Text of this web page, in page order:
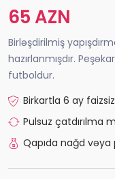
65 AZN
Birləşdirilmiş
hazırlanmışdır.
futboldur.
Birkartla 6 ay
Pulsuz çatdırılma
Qapıda nağd